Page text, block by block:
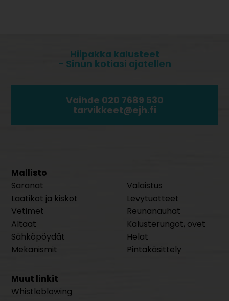
Hiipakka kalusteet
- Sinun kotiasi ajatellen
Vaihde 020 7689 530
tarvikkeet@ejh.fi
Mallisto
Saranat
Laatikot ja kiskot
Vetimet
Altaat
Sähköpöydät
Mekanismit
Valaistus
Levytuotteet
Reunanauhat
Kalusterungot, ovet
Helat
Pintakäsittely
Muut linkit
Whistleblowing